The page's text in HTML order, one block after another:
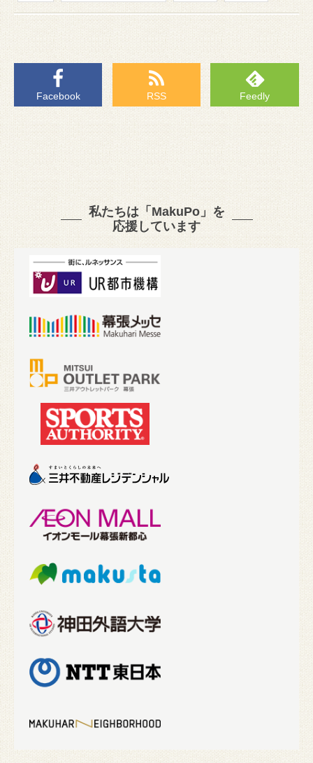
Facebook RSS Feedly
私たちは「MakuPo」を
応援しています